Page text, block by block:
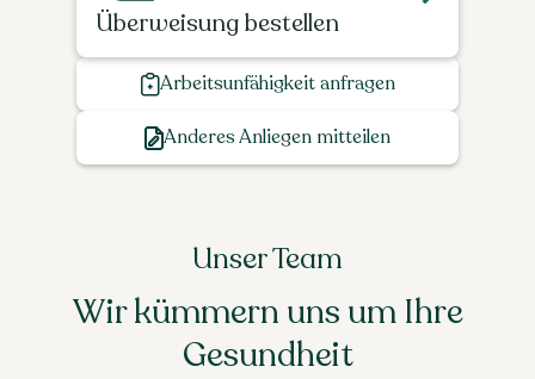
Überweisung bestellen
Arbeitsunfähigkeit anfragen
Anderes Anliegen mitteilen
Unser Team
Wir kümmern uns um Ihre
Gesundheit